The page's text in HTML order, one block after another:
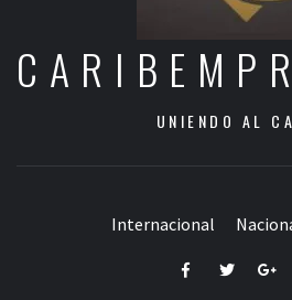
UNIENDO AL
Internacional
FacebookTwitter